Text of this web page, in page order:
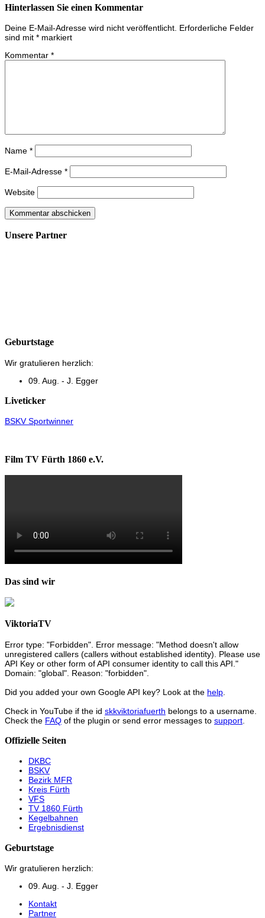
Hinterlassen Sie einen Kommentar
Deine E-Mail-Adresse wird nicht veröffentlicht. Erforderliche Felder
sind mit * markiert
Kommentar *
Name *
E-Mail-Adresse *
Website
Unsere Partner
Geburtstage
Wir gratulieren herzlich:
09. Aug. - J. Egger
Liveticker
BSKV Sportwinner
Film TV Fürth 1860 e.V.
Das sind wir
ViktoriaTV
Error type: "Forbidden". Error message: "Method doesn't allow
unregistered callers (callers without established identity). Please use
API Key or other form of API consumer identity to call this API."
Domain: "global". Reason: "forbidden".
Did you added your own Google API key? Look at the help
Check in YouTube if the id skkviktoriafuerth belongs to a username.
Check the FAQ of the plugin or send error messages to support
Offizielle Seiten
DKBC
BSKV
Bezirk MFR
Kreis Fürth
VFS
TV 1860 Fürth
Kegelbahnen
Ergebnisdienst
Geburtstage
Wir gratulieren herzlich:
09. Aug. - J. Egger
Kontakt
Partner